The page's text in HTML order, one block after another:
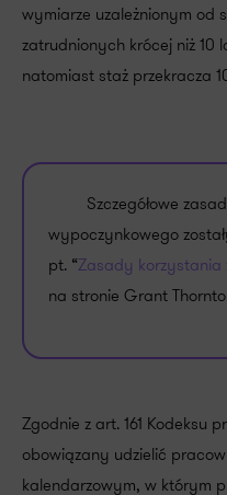
wymiarze uzależnionym od
zatrudnionych krócej niż 10
natomiast staż przekracza
Szczegółowe
wypoczynkowego
pt. “Zasady
na stronie Grant
Zgodnie z art. 161 Kodeksu
obowiązany udzielić
kalendarzowym, w którym